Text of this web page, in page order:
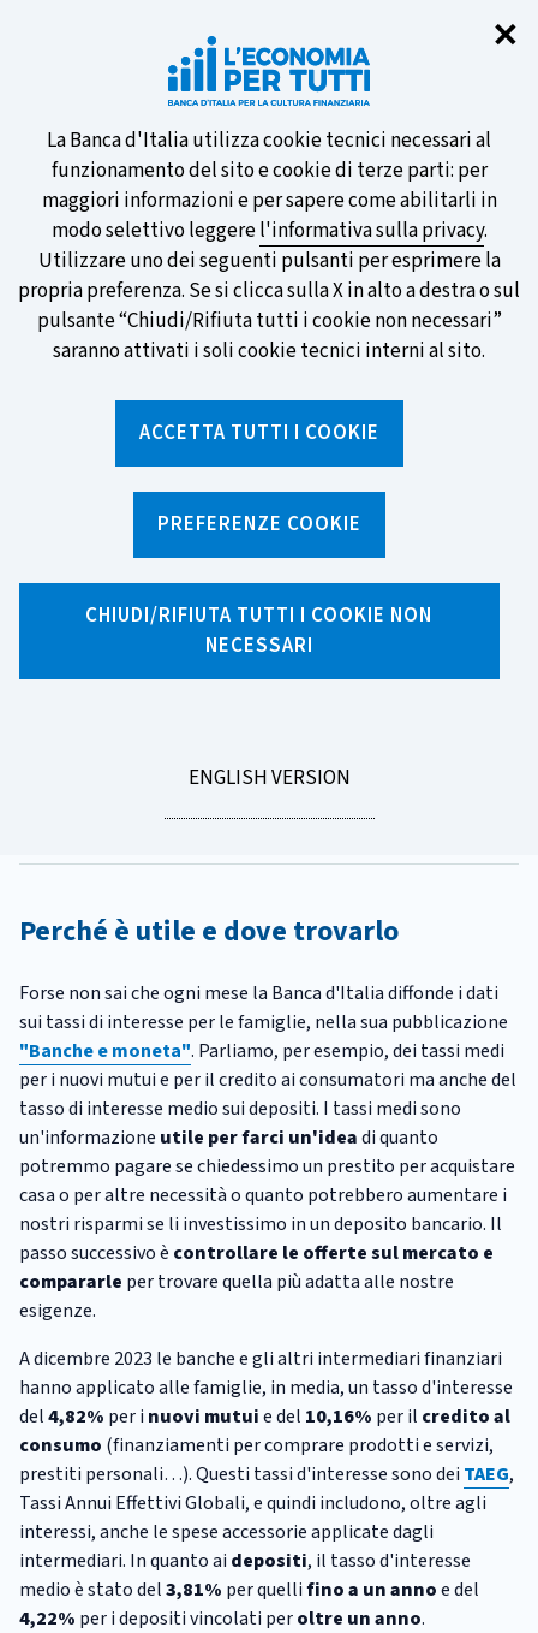
✕
Informativa
sui
cookie
La Banca d'Italia utilizza cookie tecnici necessari al
funzionamento del sito e cookie di terze parti: per
maggiori informazioni e per sapere come abilitarli in
modo selettivo leggerel'informativa sulla privacy.
Utilizzare uno dei seguenti pulsanti per esprimere la
propria preferenza. Se si clicca sulla X in alto a destra o sul
pulsante “Chiudi/Rifiuta tutti i cookie non necessari”
saranno attivati i soli cookie tecnici interni al sito.
ACCETTA TUTTI I COOKIE
PREFERENZE COOKIE
CHIUDI/RIFIUTA TUTTI I COOKIE NON
NECESSARI
GO
ENGLISH VERSION
Partecipa al sondaggio della BCE
sulle nuove banconote e vota la tua
preferita!
SCOPRI DI PIÙ
Facebook
LinkedinWhatsApp
Email
Perché è utile e dove trovarlo
Forse non sai che ogni mese la Banca d'Italia diffonde i dati
sui tassi di interesse per le famiglie, nella sua pubblicazione
"Banche e moneta". Parliamo, per esempio, dei tassi medi
per i nuovi mutui e per il credito ai consumatori ma anche del
tasso di interesse medio sui depositi. I tassi medi sono
un'informazione utile per farci un'ideadi quanto
potremmo pagare se chiedessimo un prestito per acquistare
casa o per altre necessità o quanto potrebbero aumentare i
nostri risparmi se li investissimo in un deposito bancario. Il
passo successivo è controllare le offerte sul mercato e
compararle per trovare quella più adatta alle nostre
esigenze.
A dicembre 2023 le banche e gli altri intermediari finanziari
hanno applicato alle famiglie, in media, un tasso d'interesse
del4,82% per i nuovi mutuie del 10,16% per il credito al
consumo (finanziamenti per comprare prodotti e servizi,
prestiti personali…). Questi tassi d'interesse sono dei TAEG,
Tassi Annui Effettivi Globali, e quindi includono, oltre agli
interessi, anche le spese accessorie applicate dagli
intermediari. In quanto ai depositi, il tasso d'interesse
medio è stato del3,81% per quellifino a un annoe del
4,22% per i depositi vincolati peroltre un anno.